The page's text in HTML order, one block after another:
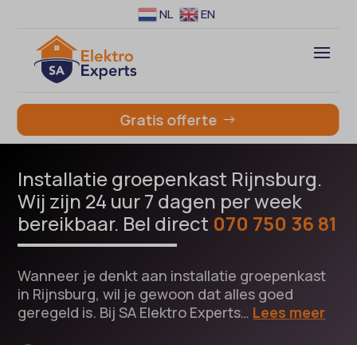
NL EN
Gratis offerte
Installatie groepenkast Rijnsburg.
Wij zijn 24 uur 7 dagen per week
bereikbaar. Bel direct 070 750 36 81
Wanneer je denkt aan installatie groepenkast
in Rijnsburg, wil je gewoon dat alles goed
geregeld is. Bij SA Elektro Experts… Lees meer